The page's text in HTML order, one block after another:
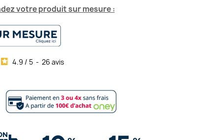
votre produit sur mesure :
4.9 / 5 - 26 avis